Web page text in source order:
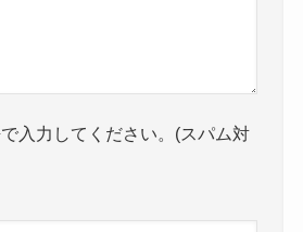
入力してください。(スパム対